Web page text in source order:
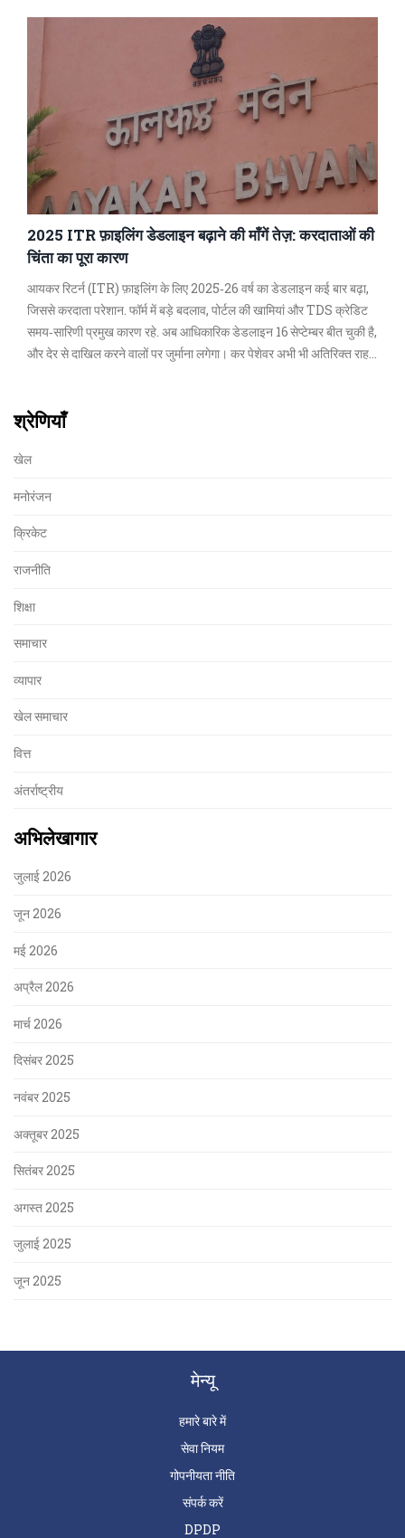
2025 ITR फ़ाइलिंग डेडलाइन बढ़ाने की माँगें तेज़: करदाताओं की
चिंता का पूरा कारण
आयकर रिटर्न (ITR) फ़ाइलिंग के लिए 2025‑26 वर्ष का डेडलाइन कई बार बढ़ा,
जिससे करदाता परेशान. फॉर्म में बड़े बदलाव, पोर्टल की खामियां और TDS क्रेडिट
समय‑सारिणी प्रमुख कारण रहे. अब आधिकारिक डेडलाइन 16 सेप्टेम्बर बीत चुकी है,
और देर से दाखिल करने वालों पर जुर्माना लगेगा। कर पेशेवर अभी भी अतिरिक्त राहत
श्रेणियाँ
खेल
मनोरंजन
क्रिकेट
राजनीति
शिक्षा
समाचार
व्यापार
खेल समाचार
वित्त
अंतर्राष्ट्रीय
अभिलेखागार
जुलाई 2026
जून 2026
मई 2026
अप्रैल 2026
मार्च 2026
दिसंबर 2025
नवंबर 2025
अक्तूबर 2025
सितंबर 2025
अगस्त 2025
जुलाई 2025
जून 2025
मेन्यू
हमारे बारे में
सेवा नियम
गोपनीयता नीति
संपर्क करें
DPDP